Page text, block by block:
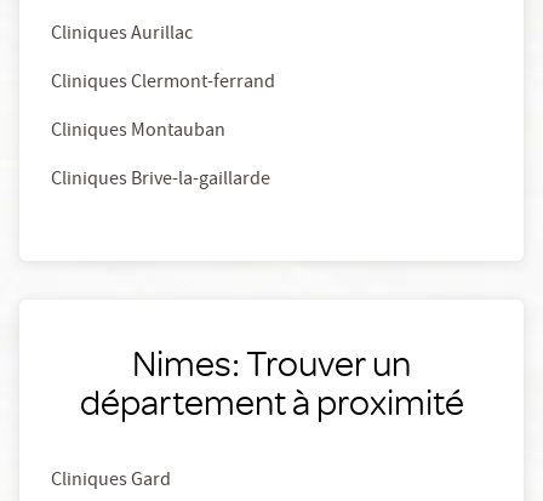
Cliniques Aurillac
Cliniques Clermont-ferrand
Cliniques Montauban
Cliniques Brive-la-gaillarde
Nimes: Trouver un
département à proximité
Cliniques Gard